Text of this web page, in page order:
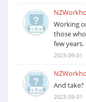
Working
those
few
2023-09-01
And take?
2023-09-01